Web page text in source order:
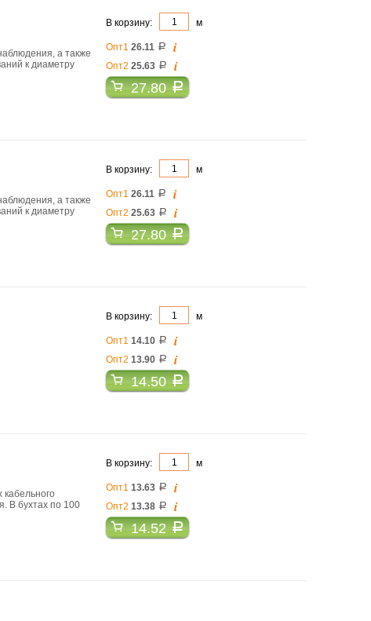
а также
к диаметру
В корзину: м
Опт1 26.11 a i
Опт2 25.63 a i
27.80a
а также
к диаметру
В корзину: м
Опт1 26.11 a i
Опт2 25.63 a i
27.80a
В корзину: м
Опт1 14.10 a i
Опт2 13.90 a i
14.50a
В бухтах по 100
В корзину: м
Опт1 13.63 a i
Опт2 13.38 a i
14.52a